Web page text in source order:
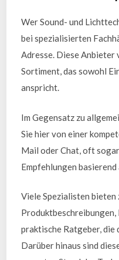
Wer Sound- und
bei spezialisierten
Adresse. Diese Anbieter
Sortiment, das sowohl
anspricht.
Im Gegensatz zu
Sie hier von einer
Mail oder Chat, oft
Empfehlungen
Viele Spezialisten
praktische Ratgeber, die
Darüber hinaus sind